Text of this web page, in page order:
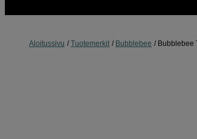
Aloitussivu Tuotemerkit Bubblebee Bubblebee